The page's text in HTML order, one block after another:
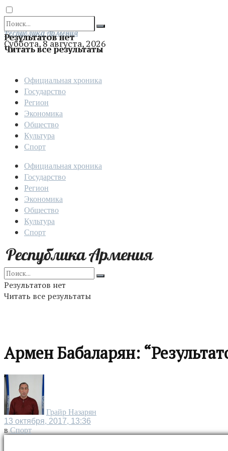
Результатов нет
Читать все результаты
Отправить
Республика Армения
Суббота, 8 августа, 2026
Официальная хроника
Государство
Регион
Экономика
Общество
Культура
Спорт
Официальная хроника
Государство
Регион
Экономика
Общество
Культура
Спорт
Результатов нет
Читать все результаты
Армен Бабаларян:
Грайр Назарян
13 октября, 2017, 13:36
в Спорт